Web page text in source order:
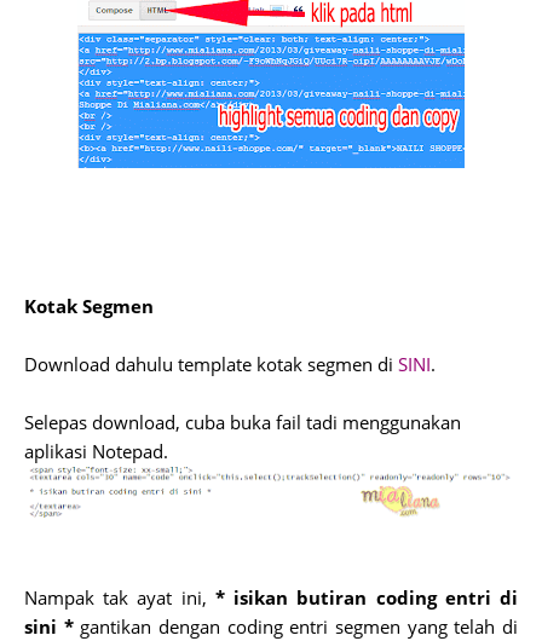
Kotak Segmen
Download dahulu template kotak segmen di SINI.
Selepas download, cuba buka fail tadi menggunakan
aplikasi Notepad.
Nampak tak ayat ini, * isikan butiran coding entri di
sini * gantikan dengan coding entri segmen yang telah di